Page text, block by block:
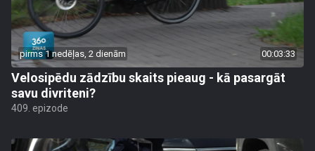
pirms 1 nedēļas, 2 dienām 00:03:33
Velosipēdu zādzību skaits pieaug - kā pasargāt
savu divriteni?
409. epizode